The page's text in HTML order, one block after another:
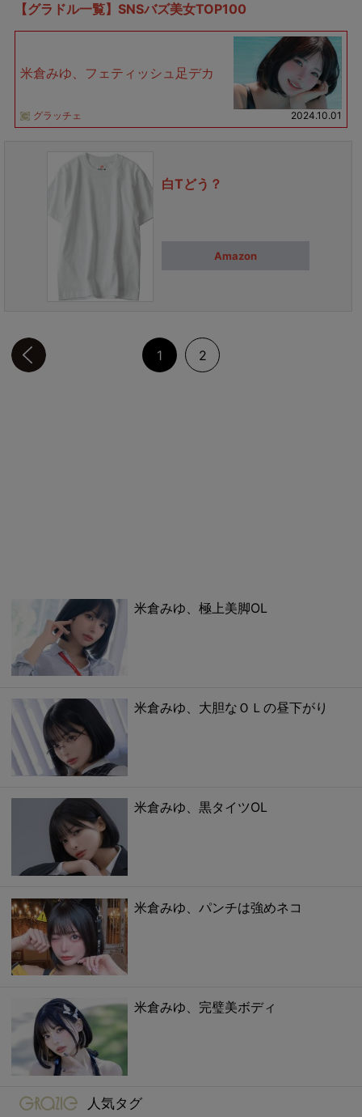
【グラドル一覧】SNSバズ美女TOP100
米倉みゆ、フェティッシュ足デカ
グラッチェ 2024.10.01
白Tどう？
Amazon
1 2
米倉みゆ、極上美脚OL
米倉みゆ、大胆なＯＬの昼下がり
米倉みゆ、黒タイツOL
米倉みゆ、パンチは強めネコ
米倉みゆ、完璧美ボディ
gravure-grazie
人気タグ